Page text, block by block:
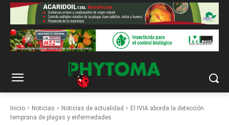
Inicio Noticias Noticias de actualidad
El IVIA aborda la detección
temprana de plagas y enfermedades